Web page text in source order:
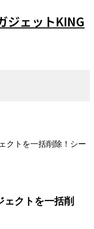
ジェットKING
クトを一括削除！シー
クトを一括削